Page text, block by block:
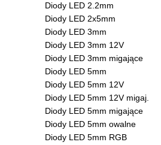
Diody LED 2.2mm
Diody LED 2x5mm
Diody LED 3mm
Diody LED 3mm 12V
Diody LED 3mm migające
Diody LED 5mm
Diody LED 5mm 12V
Diody LED 5mm 12V migaj.
Diody LED 5mm migające
Diody LED 5mm owalne
Diody LED 5mm RGB